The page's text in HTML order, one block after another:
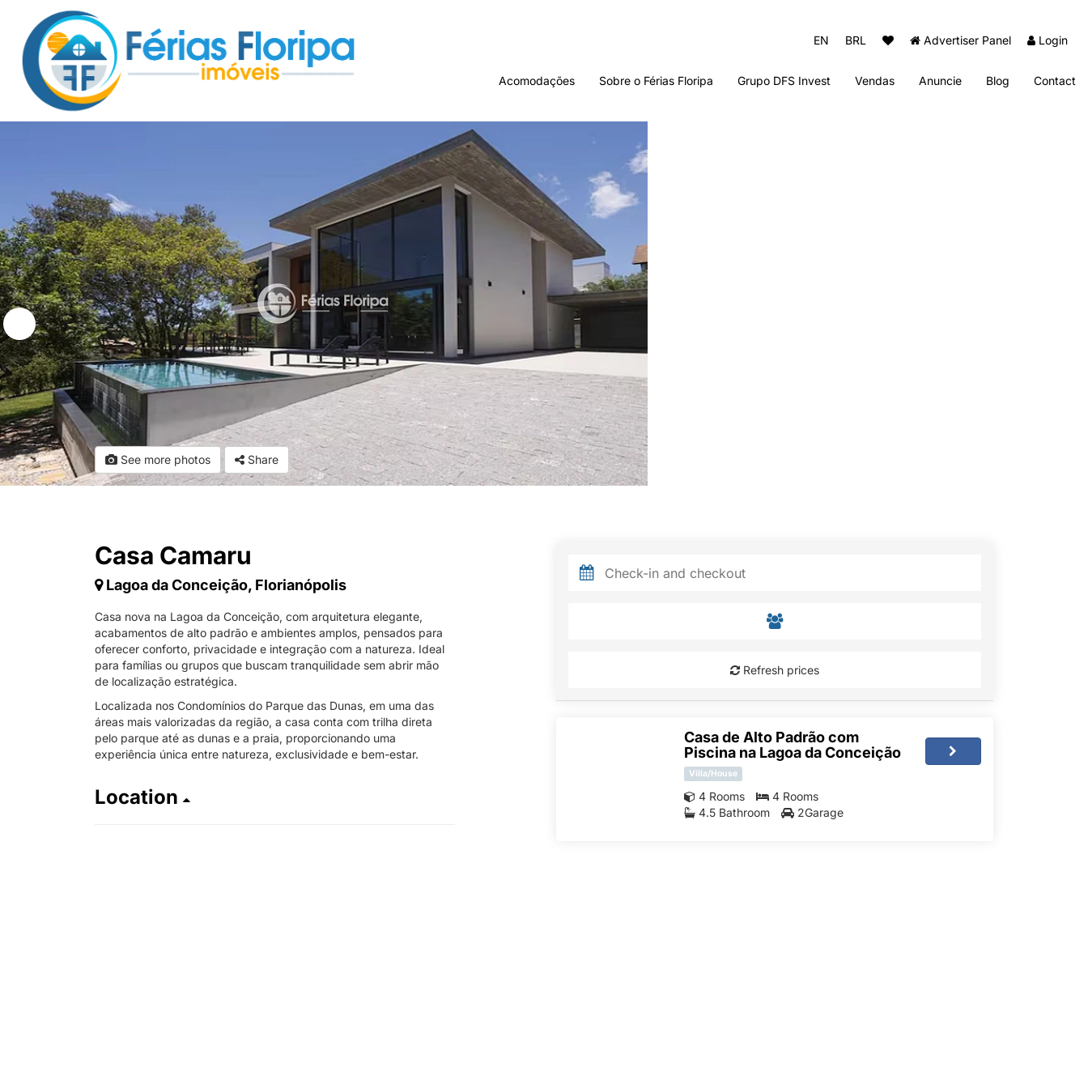
EN BRL Advertiser Panel Login
Acomodações Sobre o Férias Floripa Grupo DFS Invest Vendas Anuncie Blog Contact
See more photos Share
Casa Camaru
Lagoa da Conceição, Florianópolis
Casa nova na Lagoa da Conceição, com arquitetura elegante,
acabamentos de alto padrão e ambientes amplos, pensados para
oferecer conforto, privacidade e integração com a natureza. Ideal
para famílias ou grupos que buscam tranquilidade sem abrir mão
de localização estratégica.
Localizada nos Condomínios do Parque das Dunas, em uma das
áreas mais valorizadas da região, a casa conta com trilha direta
pelo parque até as dunas e a praia, proporcionando uma
experiência única entre natureza, exclusividade e bem-estar.
Location
Refresh prices
Casa de Alto Padrão com
Piscina na Lagoa da Conceição
Villa/House
4 Rooms
4 Rooms
4.5 Bathroom
2Garage